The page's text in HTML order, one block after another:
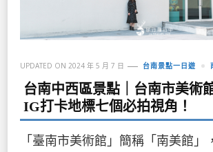
UPDATED ON 2024 年 5 月 7 日 台南景點一日遊
台南中西區景點｜台南市美術
IG打卡地標七個必拍視角！
「臺南市美術館」簡稱「南美館」